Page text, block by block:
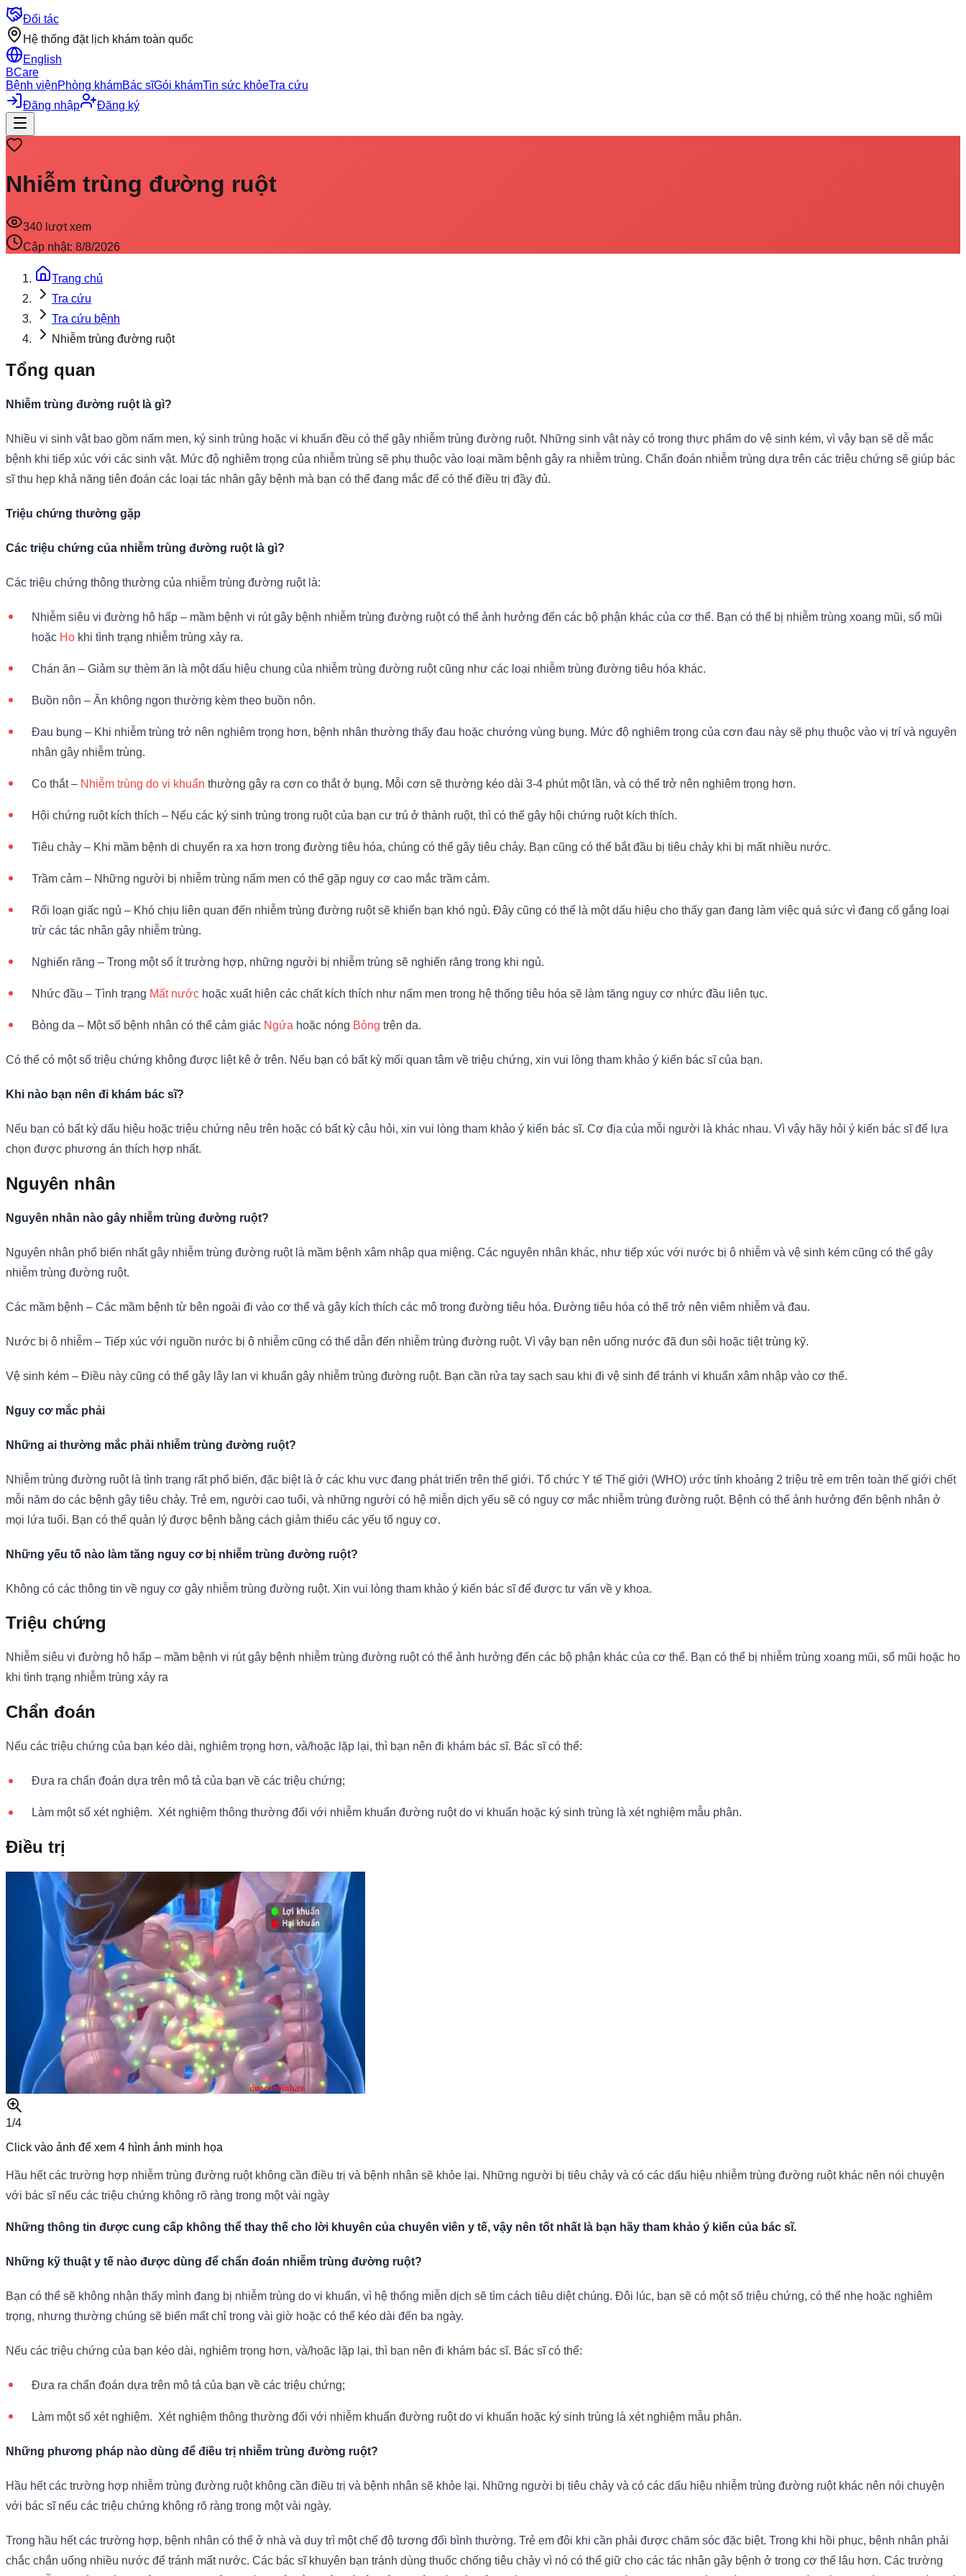
Đối tác
Hệ thống đặt lịch khám toàn quốc
English
BCare
Bệnh việnPhòng khámBác sĩGói khámTin sức khỏeTra cứu
Đăng nhập
Đăng ký
Nhiễm trùng đường ruột
340 lượt xem
Cập nhật: 8/8/2026
Trang chủ
Tra cứu
Tra cứu bệnh
Nhiễm trùng đường ruột
Tổng quan
Nhiễm trùng đường ruột là gì?
Nhiều vi sinh vật bao gồm nấm men, ký sinh trùng hoặc vi khuẩn đều có thể gây nhiễm trùng đường ruột. Những sinh vật này có trong thực phẩm do vệ sinh kém, vì vậy bạn sẽ dễ mắc
bệnh khi tiếp xúc với các sinh vật. Mức độ nghiêm trọng của nhiễm trùng sẽ phụ thuộc vào loại mầm bệnh gây ra nhiễm trùng. Chẩn đoán nhiễm trùng dựa trên các triệu chứng sẽ giúp bác
sĩ thu hẹp khả năng tiên đoán các loại tác nhân gây bệnh mà bạn có thể đang mắc để có thể điều trị đầy đủ.
Triệu chứng thường gặp
Các triệu chứng của nhiễm trùng đường ruột là gì?
Các triệu chứng thông thường của nhiễm trùng đường ruột là:
Nhiễm siêu vi đường hô hấp – mầm bệnh vi rút gây bệnh nhiễm trùng đường ruột có thể ảnh hưởng đến các bộ phận khác của cơ thể. Bạn có thể bị nhiễm trùng xoang mũi, sổ mũi
hoặc Ho khi tình trạng nhiễm trùng xảy ra.
Chán ăn – Giảm sự thèm ăn là một dấu hiệu chung của nhiễm trùng đường ruột cũng như các loại nhiễm trùng đường tiêu hóa khác.
Buồn nôn – Ăn không ngon thường kèm theo buồn nôn.
Đau bụng – Khi nhiễm trùng trở nên nghiêm trọng hơn, bệnh nhân thường thấy đau hoặc chướng vùng bụng. Mức độ nghiêm trọng của cơn đau này sẽ phụ thuộc vào vị trí và nguyên
nhân gây nhiễm trùng.
Co thắt – Nhiễm trùng do vi khuẩn thường gây ra cơn co thắt ở bụng. Mỗi cơn sẽ thường kéo dài 3-4 phút một lần, và có thể trở nên nghiêm trọng hơn.
Hội chứng ruột kích thích – Nếu các ký sinh trùng trong ruột của bạn cư trú ở thành ruột, thì có thể gây hội chứng ruột kích thích.
Tiêu chảy – Khi mầm bệnh di chuyển ra xa hơn trong đường tiêu hóa, chúng có thể gây tiêu chảy. Bạn cũng có thể bắt đầu bị tiêu chảy khi bị mất nhiều nước.
Trầm cảm – Những người bị nhiễm trùng nấm men có thể gặp nguy cơ cao mắc trầm cảm.
Rối loạn giấc ngủ – Khó chịu liên quan đến nhiễm trùng đường ruột sẽ khiến bạn khó ngủ. Đây cũng có thể là một dấu hiệu cho thấy gan đang làm việc quá sức vì đang cố gắng loại
trừ các tác nhân gây nhiễm trùng.
Nghiến răng – Trong một số ít trường hợp, những người bị nhiễm trùng sẽ nghiến răng trong khi ngủ.
Nhức đầu – Tình trạng Mất nước hoặc xuất hiện các chất kích thích như nấm men trong hệ thống tiêu hóa sẽ làm tăng nguy cơ nhức đầu liên tục.
Bỏng da – Một số bệnh nhân có thể cảm giác Ngứa hoặc nóng Bỏng trên da.
Có thể có một số triệu chứng không được liệt kê ở trên. Nếu bạn có bất kỳ mối quan tâm về triệu chứng, xin vui lòng tham khảo ý kiến ​​bác sĩ của bạn.
Khi nào bạn nên đi khám bác sĩ?
Nếu bạn có bất kỳ dấu hiệu hoặc triệu chứng nêu trên hoặc có bất kỳ câu hỏi, xin vui lòng tham khảo ý kiến bác sĩ. Cơ địa của mỗi người là khác nhau. Vì vậy hãy hỏi ý kiến bác sĩ để lựa
chọn được phương án thích hợp nhất.
Nguyên nhân
Nguyên nhân nào gây nhiễm trùng đường ruột?
Nguyên nhân phổ biến nhất gây nhiễm trùng đường ruột là mầm bệnh xâm nhập qua miệng. Các nguyên nhân khác, như tiếp xúc với nước bị ô nhiễm và vệ sinh kém cũng có thể gây
nhiễm trùng đường ruột.
Các mầm bệnh – Các mầm bệnh từ bên ngoài đi vào cơ thể và gây kích thích các mô trong đường tiêu hóa. Đường tiêu hóa có thể trở nên viêm nhiễm và đau.
Nước bị ô nhiễm – Tiếp xúc với nguồn nước bị ô nhiễm cũng có thể dẫn đến nhiễm trùng đường ruột. Vì vậy bạn nên uống nước đã đun sôi hoặc tiệt trùng kỹ.
Vệ sinh kém – Điều này cũng có thể gây lây lan vi khuẩn gây nhiễm trùng đường ruột. Bạn cần rửa tay sạch sau khi đi vệ sinh để tránh vi khuẩn xâm nhập vào cơ thể.
Nguy cơ mắc phải
Những ai thường mắc phải nhiễm trùng đường ruột?
Nhiễm trùng đường ruột là tình trạng rất phổ biến, đặc biệt là ở các khu vực đang phát triển trên thế giới. Tổ chức Y tế Thế giới (WHO) ước tính khoảng 2 triệu trẻ em trên toàn thế giới chết
mỗi năm do các bệnh gây tiêu chảy. Trẻ em, người cao tuổi, và những người có hệ miễn dịch yếu sẽ có nguy cơ mắc nhiễm trùng đường ruột. Bệnh có thể ảnh hưởng đến bệnh nhân ở
mọi lứa tuổi. Bạn có thể quản lý được bệnh bằng cách giảm thiểu các yếu tố nguy cơ.
Những yếu tố nào làm tăng nguy cơ bị nhiễm trùng đường ruột?
Không có các thông tin về nguy cơ gây nhiễm trùng đường ruột. Xin vui lòng tham khảo ý kiến ​​bác sĩ để được tư vấn về y khoa.
Triệu chứng
Nhiễm siêu vi đường hô hấp – mầm bệnh vi rút gây bệnh nhiễm trùng đường ruột có thể ảnh hưởng đến các bộ phận khác của cơ thể. Bạn có thể bị nhiễm trùng xoang mũi, sổ mũi hoặc ho
khi tình trạng nhiễm trùng xảy ra
Chẩn đoán
Nếu các triệu chứng của bạn kéo dài, nghiêm trọng hơn, và/hoặc lặp lại, thì bạn nên đi khám bác sĩ. Bác sĩ có thể:
Đưa ra chẩn đoán dựa trên mô tả của bạn về các triệu chứng;
Làm một số xét nghiệm. Xét nghiệm thông thường đối với nhiễm khuẩn đường ruột do vi khuẩn hoặc ký sinh trùng là xét nghiệm mẫu phân.
Điều trị
1/4
Click vào ảnh để xem 4 hình ảnh minh họa
Hầu hết các trường hợp nhiễm trùng đường ruột không cần điều trị và bệnh nhân sẽ khỏe lại. Những người bị tiêu chảy và có các dấu hiệu nhiễm trùng đường ruột khác nên nói chuyện
với bác sĩ nếu các triệu chứng không rõ ràng trong một vài ngày
Những thông tin được cung cấp không thể thay thế cho lời khuyên của chuyên viên y tế, vậy nên tốt nhất là bạn hãy tham khảo ý kiến của bác sĩ.
Những kỹ thuật y tế nào được dùng để chẩn đoán nhiễm trùng đường ruột?
Bạn có thể sẽ không nhận thấy mình đang bị nhiễm trùng do vi khuẩn, vì hệ thống miễn dịch sẽ tìm cách tiêu diệt chúng. Đôi lúc, bạn sẽ có một số triệu chứng, có thể nhẹ hoặc nghiêm
trọng, nhưng thường chúng sẽ biến mất chỉ trong vài giờ hoặc có thể kéo dài đến ba ngày.
Nếu các triệu chứng của bạn kéo dài, nghiêm trọng hơn, và/hoặc lặp lại, thì bạn nên đi khám bác sĩ. Bác sĩ có thể:
Đưa ra chẩn đoán dựa trên mô tả của bạn về các triệu chứng;
Làm một số xét nghiệm. Xét nghiệm thông thường đối với nhiễm khuẩn đường ruột do vi khuẩn hoặc ký sinh trùng là xét nghiệm mẫu phân.
Những phương pháp nào dùng để điều trị nhiễm trùng đường ruột?
Hầu hết các trường hợp nhiễm trùng đường ruột không cần điều trị và bệnh nhân sẽ khỏe lại. Những người bị tiêu chảy và có các dấu hiệu nhiễm trùng đường ruột khác nên nói chuyện
với bác sĩ nếu các triệu chứng không rõ ràng trong một vài ngày.
Trong hầu hết các trường hợp, bệnh nhân có thể ở nhà và duy trì một chế độ tương đối bình thường. Trẻ em đôi khi cần phải được chăm sóc đặc biệt. Trong khi hồi phục, bệnh nhân phải
chắc chắn uống nhiều nước để tránh mất nước. Các bác sĩ khuyên bạn tránh dùng thuốc chống tiêu chảy vì nó có thể giữ cho các tác nhân gây bệnh ở trong cơ thể lâu hơn. Các trường